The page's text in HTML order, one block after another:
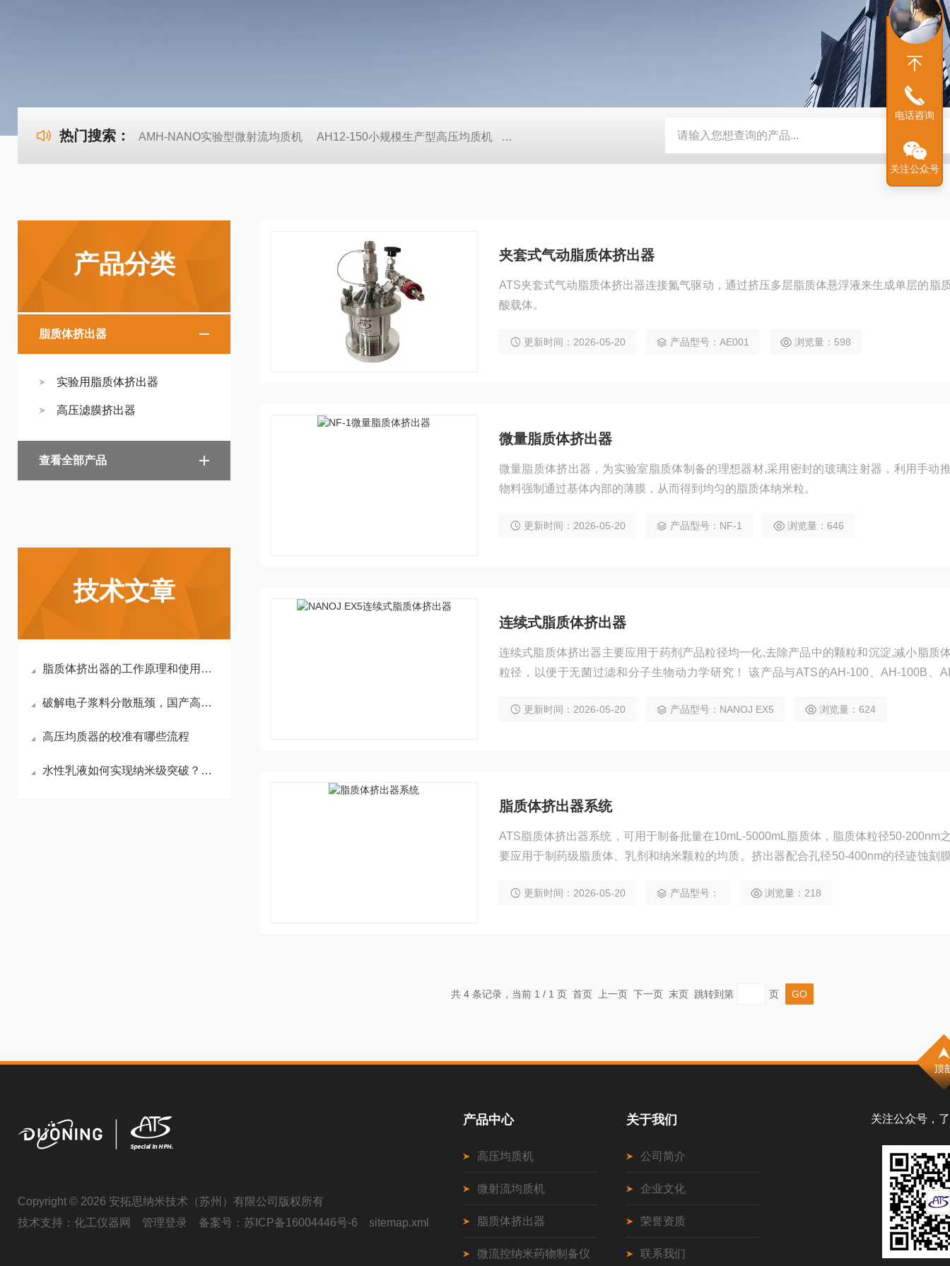
热门搜索： AMH-NANO实验型微射流均质机 AH12-150小规模生产型高压均质机 AH-NANO科研专用高压均质机 AH-PILOT系列中试型高压均质机
产品分类
脂质体挤出器
实验用脂质体挤出器
高压滤膜挤出器
查看全部产品
技术文章
脂质体挤出器的工作原理和使用细节
破解电子浆料分散瓶颈，国产高压均质机如何助推电子产业升级？
高压均质器的校准有哪些流程
水性乳液如何实现纳米级突破？均一、稳定、外观全面升级！
夹套式气动脂质体挤出器
ATS夹套式气动脂质体挤出器连接氮气驱动，通过挤压多层脂质体悬浮液来生成单层的脂
酸载体。
更新时间：2026-05-20 产品型号：AE001 浏览量：598
微量脂质体挤出器
微量脂质体挤出器，为实验室脂质体制备的理想器材,采用密封的玻璃注射器，利用手动
物料强制通过基体内部的薄膜，从而得到均匀的脂质体纳米粒。
更新时间：2026-05-20 产品型号：NF-1 浏览量：646
连续式脂质体挤出器
连续式脂质体挤出器主要应用于药剂产品粒径均一化,去除产品中的颗粒和沉淀,减小脂质
粒径，以便于无菌过滤和分子生物动力学研究！ 该产品与ATS的AH-100、AH-100B、
更新时间：2026-05-20 产品型号：NANOJ EX5 浏览量：624
脂质体挤出器系统
ATS脂质体挤出器系统，可用于制备批量在10mL-5000mL脂质体，脂质体粒径50-200nm
要应用于制药级脂质体、乳剂和纳米颗粒的均质。挤出器配合孔径50-400nm的径迹蚀刻
更新时间：2026-05-20 产品型号： 浏览量：218
共 4 条记录，当前 1 / 1 页 首页 上一页 下一页 末页 跳转到第 页
关注公众号，
Copyright © 2026 安拓思纳米技术（苏州）有限公司版权所有
技术支持： 化工仪器网 管理登录 备案号： 苏ICP备16004446号-6 sitemap.xml
产品中心
高压均质机
微射流均质机
脂质体挤出器
微流控纳米药物制备仪
关于我们
公司简介
企业文化
荣誉资质
联系我们
电话咨询
关注公众号